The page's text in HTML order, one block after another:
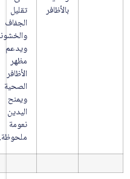
بالأظافر
تقليل
الجفاف
والخشونة
ويدعم
مظهر
الأظافر
الصحية
ويمنح
اليدين
نعومة
ملحوظة.